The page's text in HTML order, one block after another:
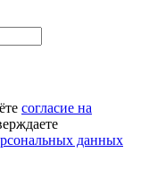
согласие на
данных